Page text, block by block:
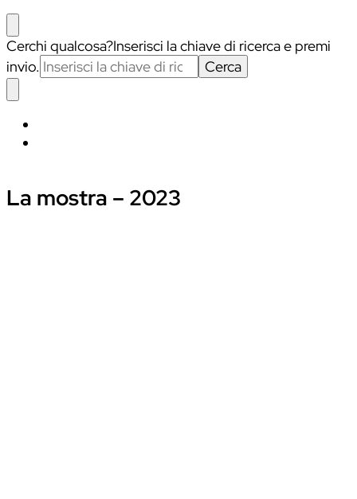
Cerchi qualcosa?Inserisci la chiave di ricerca e premi
invio.
La mostra – 2023